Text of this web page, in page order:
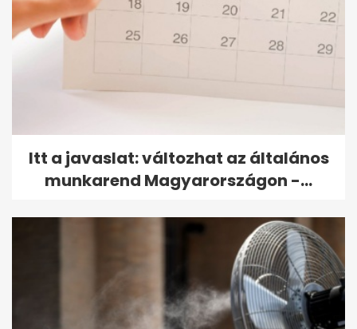
Itt a javaslat: változhat az általános
munkarend Magyarországon -...